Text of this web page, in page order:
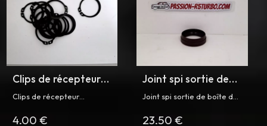
Clips de récepteur
d'embrayage pour
Clips de récepteur
5 Turbo
4.00 €
Joint spi sortie de
boîte de vitesse R5
Joint spi sortie de boîte de
Renault 5 Turbo/ Turbo 2
23.50 €